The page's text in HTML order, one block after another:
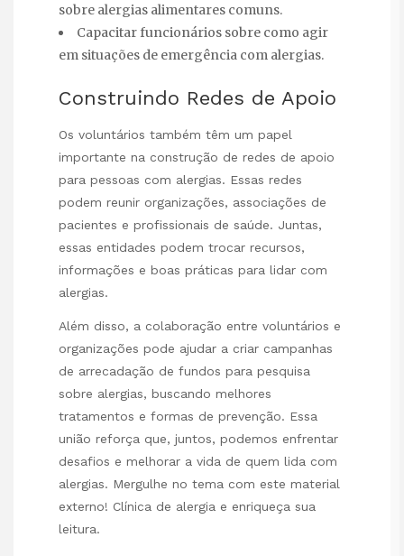
sobre alergias alimentares comuns.
Capacitar funcionários sobre como agir
em situações de emergência com alergias.
Construindo Redes de Apoio
Os voluntários também têm um papel
importante na construção de redes de apoio
para pessoas com alergias. Essas redes
podem reunir organizações, associações de
pacientes e profissionais de saúde. Juntas,
essas entidades podem trocar recursos,
informações e boas práticas para lidar com
alergias.
Além disso, a colaboração entre voluntários e
organizações pode ajudar a criar campanhas
de arrecadação de fundos para pesquisa
sobre alergias, buscando melhores
tratamentos e formas de prevenção. Essa
união reforça que, juntos, podemos enfrentar
desafios e melhorar a vida de quem lida com
alergias. Mergulhe no tema com este material
externo! Clínica de alergia e enriqueça sua
leitura.